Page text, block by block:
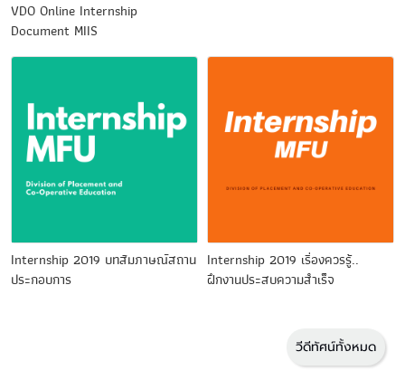
VDO Online Internship
Document MIIS
Internship​ 2019 บทสัมภาษณ์​สถาน
ประกอบการ​
Internship​ 2019 เรื่องควรรู้..
ฝึกงานประสบความสําเร็จ​
วีดีทัศน์ทั้งหมด